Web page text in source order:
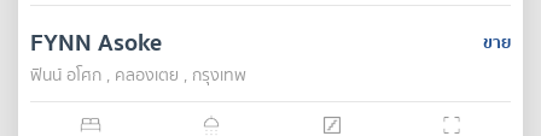
ขาย
FYNN Asoke
ฟินน์ อโศก , คลองเตย , กรุงเทพ